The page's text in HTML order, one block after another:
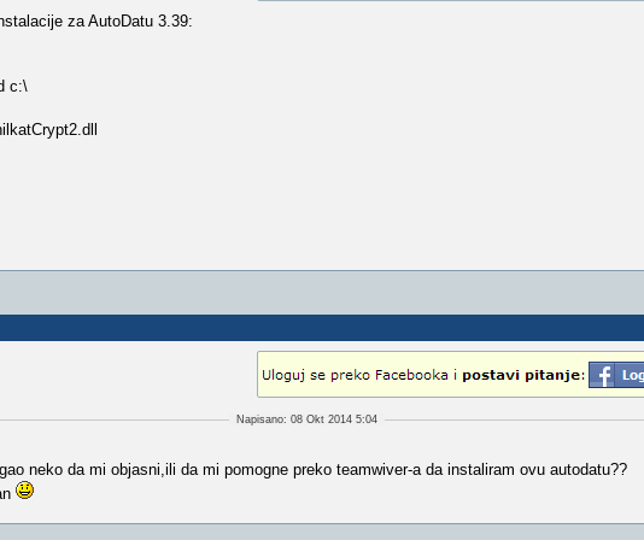
za AutoDatu 3.39:
c:\
Napisano: 08 Okt 2014 5:04
neko da mi objasni,ili da mi pomogne preko teamwiver-a da instaliram ovu autodatu??